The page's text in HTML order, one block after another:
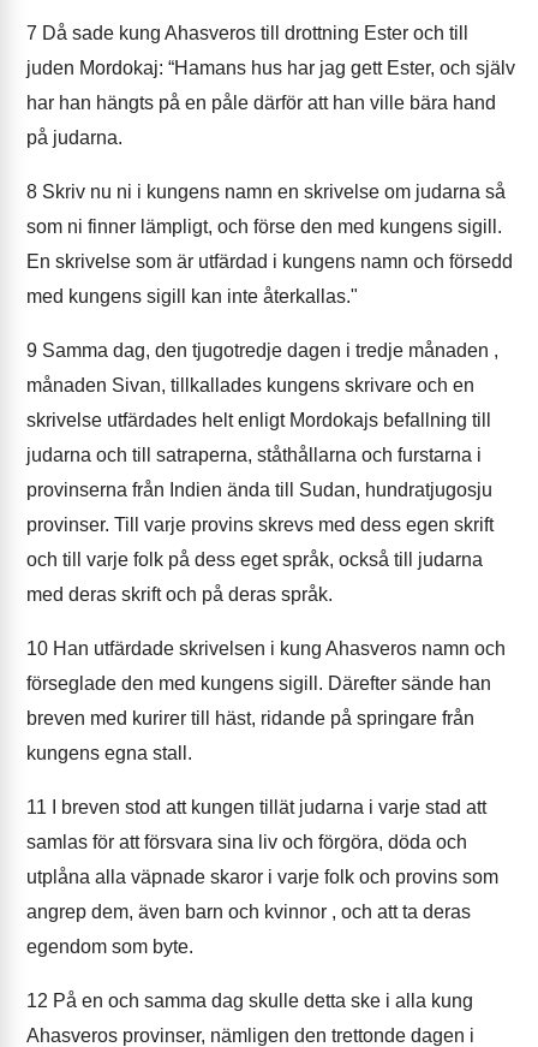
7 Då sade kung Ahasveros till drottning Ester och till
juden Mordokaj: “Hamans hus har jag gett Ester, och själv
har han hängts på en påle därför att han ville bära hand
på judarna.
8 Skriv nu ni i kungens namn en skrivelse om judarna så
som ni finner lämpligt, och förse den med kungens sigill.
En skrivelse som är utfärdad i kungens namn och försedd
med kungens sigill kan inte återkallas."
9 Samma dag, den tjugotredje dagen i tredje månaden ,
månaden Sivan, tillkallades kungens skrivare och en
skrivelse utfärdades helt enligt Mordokajs befallning till
judarna och till satraperna, ståthållarna och furstarna i
provinserna från Indien ända till Sudan, hundratjugosju
provinser. Till varje provins skrevs med dess egen skrift
och till varje folk på dess eget språk, också till judarna
med deras skrift och på deras språk.
10 Han utfärdade skrivelsen i kung Ahasveros namn och
förseglade den med kungens sigill. Därefter sände han
breven med kurirer till häst, ridande på springare från
kungens egna stall.
11 I breven stod att kungen tillät judarna i varje stad att
samlas för att försvara sina liv och förgöra, döda och
utplåna alla väpnade skaror i varje folk och provins som
angrep dem, även barn och kvinnor , och att ta deras
egendom som byte.
12 På en och samma dag skulle detta ske i alla kung
Ahasveros provinser, nämligen den trettonde dagen i